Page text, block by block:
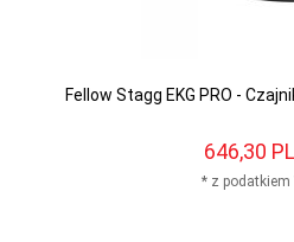
Fellow Stagg EKG PRO -
646,30
* z podatkiem